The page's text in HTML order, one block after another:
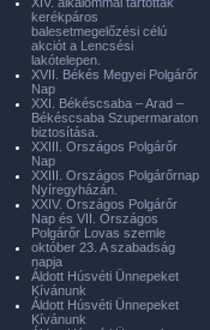
kerékpáros
balesetmegelőzési célú
akciót a Lencsési
lakótelepen.
XVII. Békés Megyei Polgárőr
Nap
XXI. Békéscsaba – Arad –
Békéscsaba Szupermaraton
biztosítása.
XXIII. Országos Polgárőr
Nap
XXIII. Országos Polgárőrnap
Nyíregyházán.
XXIV. Országos Polgárőr
Nap és VII. Országos
Polgárőr Lovas szemle
október 23. A szabadság
napja
Áldott Húsvéti Ünnepeket
Kívánunk
Áldott Húsvéti Ünnepeket
Kívánunk